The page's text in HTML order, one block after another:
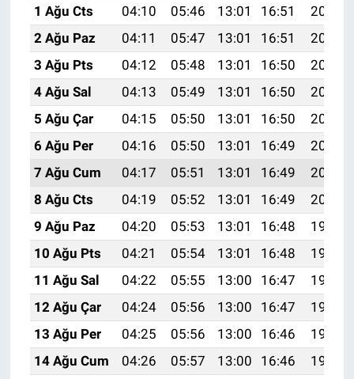
1 Ağu Cts
04:10 05:46 13:01 16:51
20:07
2 Ağu Paz
04:11 05:47 13:01 16:51
20:06
3 Ağu Pts
04:12 05:48 13:01 16:50
20:05
4 Ağu Sal
04:13 05:49 13:01 16:50
20:04
5 Ağu Çar
04:15 05:50 13:01 16:50
20:03
6 Ağu Per
04:16 05:50 13:01 16:49
20:02
7 Ağu Cum
04:17 05:51 13:01 16:49
20:01
8 Ağu Cts
04:19 05:52 13:01 16:49
20:00
9 Ağu Paz
04:20 05:53 13:01 16:48
19:58
10 Ağu Pts
04:21 05:54 13:01 16:48
19:57
11 Ağu Sal
04:22 05:55 13:00 16:47
19:56
12 Ağu Çar
04:24 05:56 13:00 16:47
19:55
13 Ağu Per
04:25 05:56 13:00 16:46
19:54
14 Ağu Cum
04:26 05:57 13:00 16:46
19:53